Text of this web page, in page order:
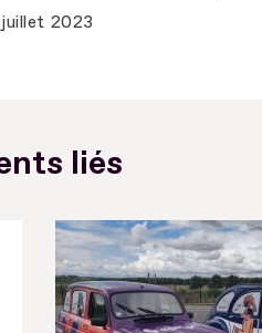
2023
liés